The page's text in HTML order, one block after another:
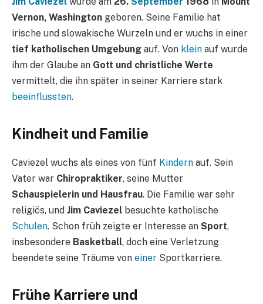
Vernon, Washington geboren. Seine Familie hat
irische und slowakische Wurzeln und er wuchs in einer
tief katholischen Umgebung auf. Von klein auf wurde
ihm der Glaube an Gott und christliche Werte
vermittelt, die ihn später in seiner Karriere stark
beeinflussten.
Kindheit und Familie
Caviezel wuchs als eines von fünf Kindern auf. Sein
Vater war Chiropraktiker, seine Mutter
Schauspielerin und Hausfrau. Die Familie war sehr
religiös, und Jim Caviezel besuchte katholische
Schulen. Schon früh zeigte er Interesse an Sport,
insbesondere Basketball, doch eine Verletzung
beendete seine Träume von einer Sportkarriere.
Frühe Karriere und